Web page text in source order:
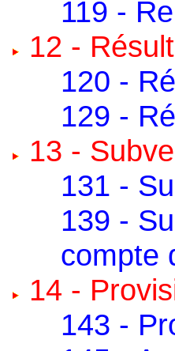
119 -
12 -
120 -
129 -
13 -
131 -
139 -
compte
14 -
143 -